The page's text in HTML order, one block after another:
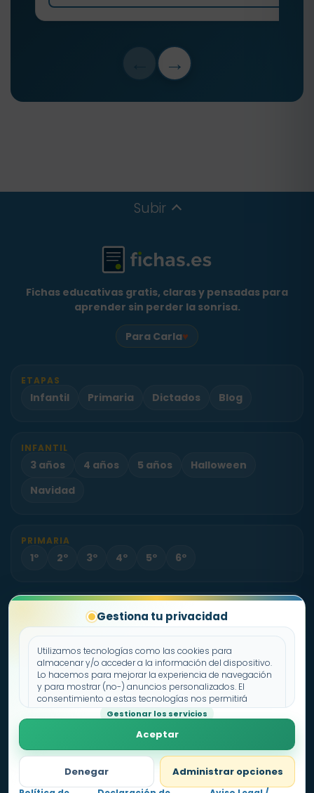
Gestiona tu privacidad
Utilizamos tecnologías como las cookies para
almacenar y/o acceder a la información del dispositivo.
Lo hacemos para mejorar la experiencia de navegación
y para mostrar (no-) anuncios personalizados. El
consentimiento a estas tecnologías nos permitirá
procesar datos como el comportamiento de
navegación o los ID's únicos en este sitio. No consentir o
retirar el consentimiento, puede afectar negativamente a
Gestionar los servicios
Aceptar
Denegar Administrar opciones
→
Subir
Fichas educativas gratis, claras y pensadas para
aprender sin perder la sonrisa.
Para Carla♥
ETAPAS
Infantil Primaria Dictados Blog
INFANTIL
3 años 4 años 5 años
Halloween
Navidad
PRIMARIA
1º 2º 3º 4º 5º 6º
Sobre Fichas.es Contacto
Política de cookies
Declaración de privacidad
Aviso legal